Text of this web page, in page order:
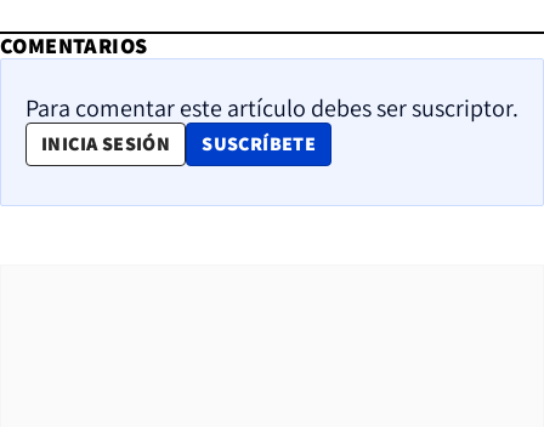
COMENTARIOS
Para comentar este artículo debes ser suscriptor.
INICIA SESIÓN SUSCRÍBETE
OPENS IN NEW WINDOW